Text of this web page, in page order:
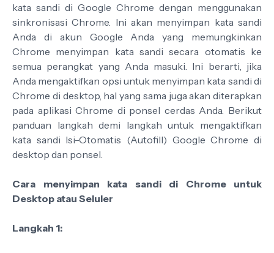
kata sandi di Google Chrome dengan menggunakan
sinkronisasi Chrome. Ini akan menyimpan kata sandi
Anda di akun Google Anda yang memungkinkan
Chrome menyimpan kata sandi secara otomatis ke
semua perangkat yang Anda masuki. Ini berarti, jika
Anda mengaktifkan opsi untuk menyimpan kata sandi di
Chrome di desktop, hal yang sama juga akan diterapkan
pada aplikasi Chrome di ponsel cerdas Anda. Berikut
panduan langkah demi langkah untuk mengaktifkan
kata sandi Isi-Otomatis (Autofill) Google Chrome di
desktop dan ponsel.
Cara menyimpan kata sandi di Chrome untuk
Desktop atau Seluler
Langkah 1: